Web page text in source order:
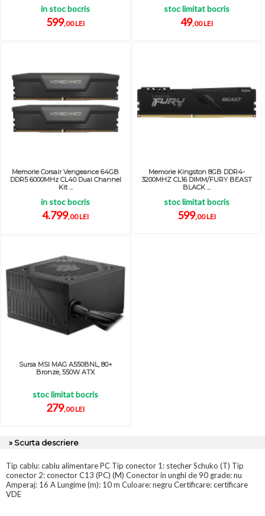
in stoc bocris
599,00 LEI
stoc limitat bocris
49,00 LEI
Memorie Corsair Vengeance 64GB
DDR5 6000MHz CL40 Dual Channel
Kit ...
in stoc bocris
4.799,00 LEI
Memorie Kingston 8GB DDR4-
3200MHZ CL16 DIMM/FURY BEAST
BLACK ...
stoc limitat bocris
599,00 LEI
Sursa MSI MAG A550BNL, 80+
Bronze, 550W ATX
stoc limitat bocris
279,00 LEI
» Scurta descriere
Tip cablu: cablu alimentare PC Tip conector 1: stecher Schuko (T) Tip
conector 2: conector C13 (PC) (M) Conector in unghi de 90 grade: nu
Amperaj: 16 A Lungime (m): 10 m Culoare: negru Certificare: certificare
VDE